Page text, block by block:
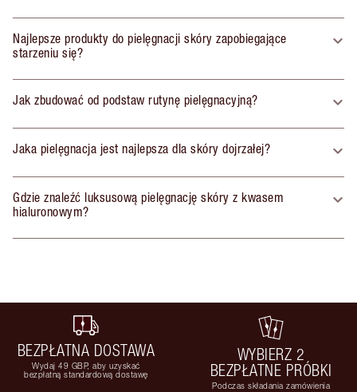
Najlepsze produkty do pielęgnacji skóry zapobiegające
starzeniu się?
Jak zbudować od podstaw rutynę pielęgnacyjną?
Jaka pielęgnacja jest najlepsza dla skóry dojrzałej?
Gdzie znaleźć luksusową pielęgnację skóry z kwasem
hialuronowym?
BEZPŁATNA DOSTAWA
Wydaj 49 GBP, aby uzyskać
bezpłatną standardową dostawę
WYBIERZ 2
BEZPŁATNE PRÓBKI
Podczas składania zamówienia